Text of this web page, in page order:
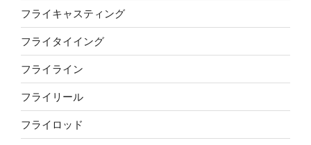
フライキャスティング
フライタイイング
フライライン
フライリール
フライロッド